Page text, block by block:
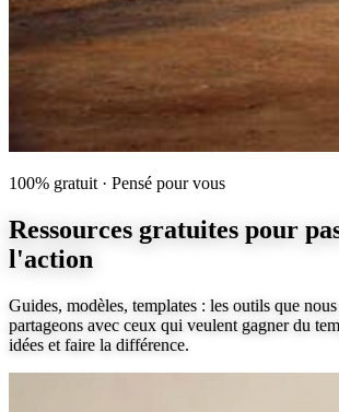
100% gratuit · Pensé pour vous
Ressources gratuites pour
l'action
Guides, modèles, templates : les outils que
partageons avec ceux qui veulent gagner du
idées et faire la différence.